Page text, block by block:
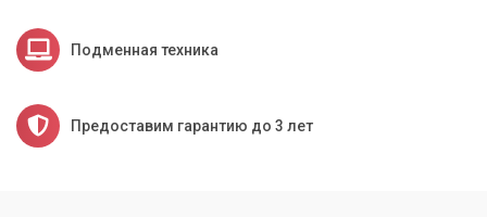
обновление драйверов и другие меры, направленные на
восстановление максимальной производительности.
Установка надежной защиты
Для предотвращения повторных заражений мы
Подменная техника
Предоставим гарантию до 3 лет